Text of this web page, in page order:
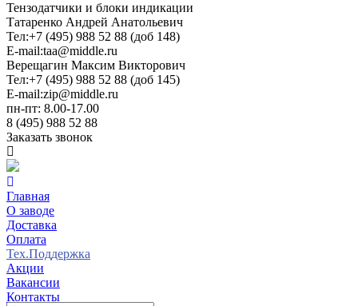
Тензодатчики и блоки индикации
Татаренко Андрей Анатольевич
Тел:+7 (495) 988 52 88 (доб 148)
E-mail:taa@middle.ru
Верещагин Максим Викторович
Тел:+7 (495) 988 52 88 (доб 145)
E-mail:zip@middle.ru
пн-пт: 8.00-17.00
8 (495) 988 52 88
Заказать звонок
Главная
О заводе
Доставка
Оплата
Тех.Поддержка
Акции
Вакансии
Контакты